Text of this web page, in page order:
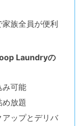
族全員が便利
Laundryの
み可能
放題
アップとデリバ